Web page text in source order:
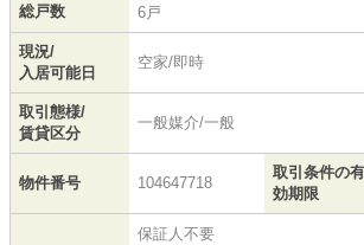
総戸数 6戸
現況/
入居可能日
空家/即時
取引態様/
賃貸区分
一般媒介/一般
物件番号 104647718
取引条件の有
効期限
保証人不要